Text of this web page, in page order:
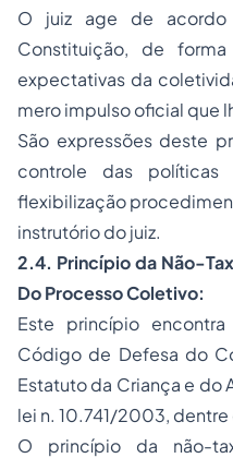
O juiz age de
Constituição, de
expectativas da
mero impulso oficial que
São expressões deste
controle das
flexibilização
instrutório do juiz.
2.4. Princípio da Não-
Do Processo Coletivo:
Este princípio
Código de Defesa do
Estatuto da Criança e do
lei n. 10.741/2003, dentre
O princípio da não-